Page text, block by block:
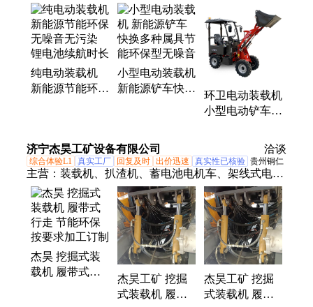
机、巷道装载机、矿井装载机、井下装载机、井下矿
用装载机、装载机扫地机、滑移装载机、伸缩臂装载
机、改装搅拌斗、巷道铲车、混凝土搅拌斗、铲车带
搅拌机、50铲车搅拌斗、铲车安装扫路机、铲车清扫
器、电动小铲车
纯电动装载机
新能源节能环保
小型电动装载机
新能源铲车快换
环卫电动装载机
小型电动铲车
源装卸设备 安
装多种属具
济宁杰昊工矿设备有限公司 洽谈
综合体验L1 真实工厂 回复及时 出价迅速 真实性已核验 贵州铜仁
主营： 装载机、扒渣机、蓄电池电机车、架线式电机
车
杰昊 挖掘式装
载机 履带式行
杰昊工矿 挖掘
式装载机 履带
杰昊工矿 挖掘
式装载机 履带